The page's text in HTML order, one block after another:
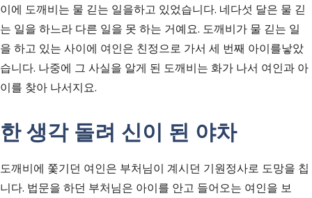
이에 도깨비는 물 긷는 일을하고 있었습니다. 네다섯 달은 물 긷
는 일을 하느라 다른 일을 못 하는 거예요. 도깨비가 물 긷는 일
을 하고 있는 사이에 여인은 친정으로 가서 세 번째 아이를낳았
습니다. 나중에 그 사실을 알게 된 도깨비는 화가 나서 여인과 아
이를 찾아 나서지요.
한 생각 돌려 신이 된 야차
도깨비에 쫓기던 여인은 부처님이 계시던 기원정사로 도망을 칩
니다. 법문을 하던 부처님은 아이를 안고 들어오는 여인을 보